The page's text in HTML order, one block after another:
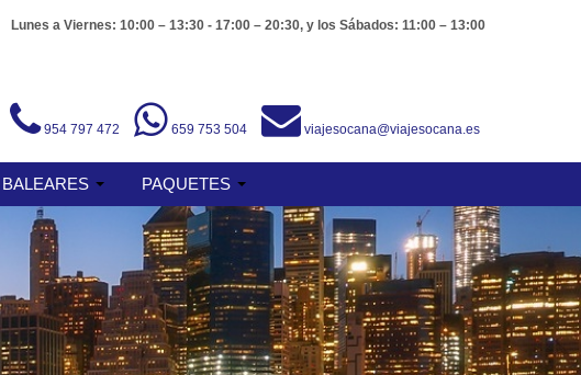
Lunes a Viernes: 10:00 – 13:30 - 17:00 – 20:30, y los Sábados: 11:00 – 13:00
954 797 472 659 753 504 viajesocana@viajesocana.es
BALEARES PAQUETES